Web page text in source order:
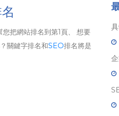
您把網站排名到第1頁、 想要
關鍵字排名和SEO排名將是